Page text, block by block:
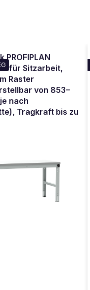
PROFIPLAN
– für Sitzarbeit,
Raster
von 853–
nach
Tragkraft bis zu